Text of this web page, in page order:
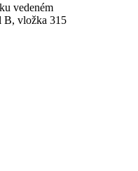
vedeném
B, vložka 315